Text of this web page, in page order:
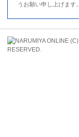
うお願い申し上げます。